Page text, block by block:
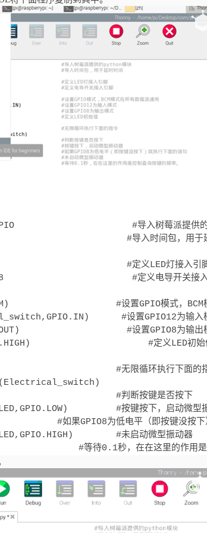
#导入树莓派提供
#导入时间包，用于
#定义LED灯接入引
#定义电导开关接入
#设置GPIO模式，BCM
#设置GPIO12为输入
#设置GPIO8为输出
#定义LED初始
#无限循环执行下面的
#判断按键是否按下
#按键按下，启动微型
#如果GPIO8为低电平（即按键没按下）
#未启动微型振动器
#等待0.1秒，在在这里的作用是